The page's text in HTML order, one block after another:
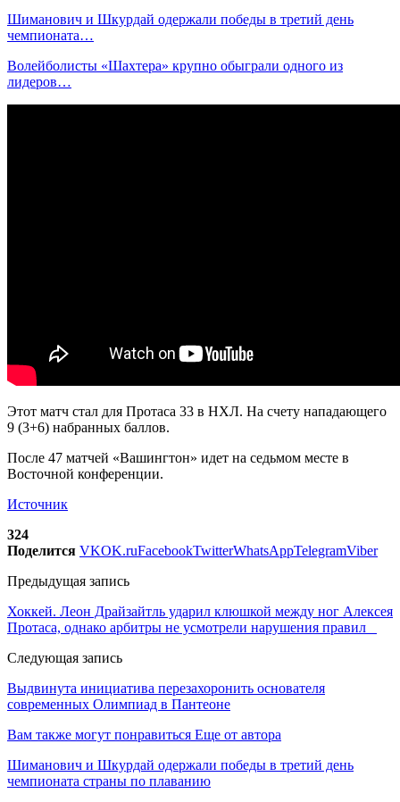
Шиманович и Шкурдай одержали победы в третий день
чемпионата…
Волейболисты «Шахтера» крупно обыграли одного из
лидеров…
Этот матч стал для Протаса 33 в НХЛ. На счету нападающего
9 (3+6) набранных баллов.
После 47 матчей «Вашингтон» идет на седьмом месте в
Восточной конференции.
Источник
324
Поделится VKOK.ruFacebookTwitterWhatsAppTelegramViber
Предыдущая запись
Хоккей. Леон Драйзайтль ударил клюшкой между ног Алексея
Протаса, однако арбитры не усмотрели нарушения правил
Следующая запись
Выдвинута инициатива перезахоронить основателя
современных Олимпиад в Пантеоне
Вам также могут понравиться Еще от автора
Шиманович и Шкурдай одержали победы в третий день
чемпионата страны по плаванию